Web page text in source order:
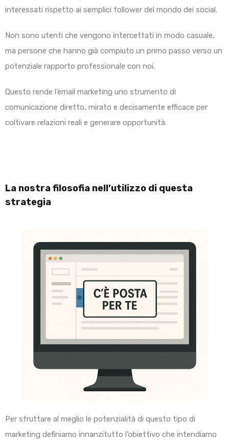
interessati rispetto ai semplici follower del mondo dei social.
Non sono utenti che vengono intercettati in modo casuale,
ma persone che hanno già compiuto un primo passo verso un
potenziale rapporto professionale con noi.
Questo rende l’email marketing uno strumento di
comunicazione diretto, mirato e decisamente efficace per
coltivare relazioni reali e generare opportunità.
La nostra filosofia nell’utilizzo di questa
strategia
Per sfruttare al meglio le potenzialità di questo tipo di
marketing definiamo innanzitutto l’obiettivo che intendiamo